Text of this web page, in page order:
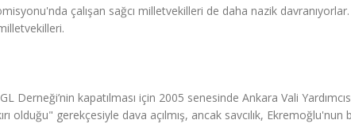
çalışan sağcı milletvekilleri de daha nazik davranıyorlar.
Derneği’nin kapatılması için 2005 senesinde Ankara Vali
olduğu" gerekçesiyle dava açılmış, ancak savcılık, Ekremoğlu'nun